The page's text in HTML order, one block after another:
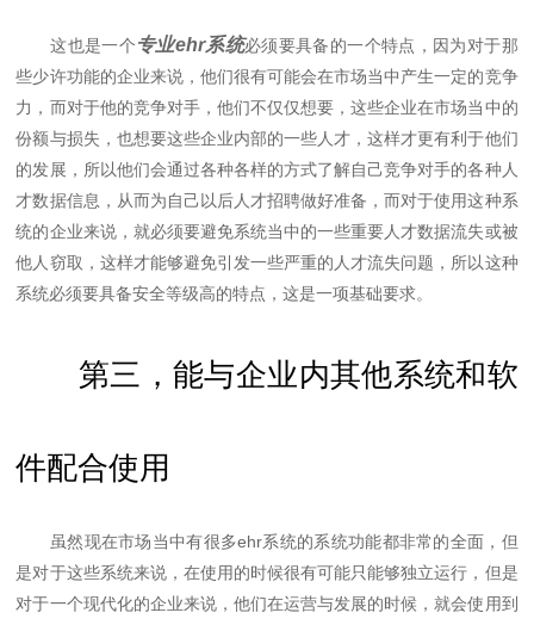
这也是一个专业ehr系统必须要具备的一个特点，因为对于那
些少许功能的企业来说，他们很有可能会在市场当中产生一定的竞争
力，而对于他的竞争对手，他们不仅仅想要，这些企业在市场当中的
份额与损失，也想要这些企业内部的一些人才，这样才更有利于他们
的发展，所以他们会通过各种各样的方式了解自己竞争对手的各种人
才数据信息，从而为自己以后人才招聘做好准备，而对于使用这种系
统的企业来说，就必须要避免系统当中的一些重要人才数据流失或被
他人窃取，这样才能够避免引发一些严重的人才流失问题，所以这种
系统必须要具备安全等级高的特点，这是一项基础要求。
第三，能与企业内其他系统和软
件配合使用
虽然现在市场当中有很多ehr系统的系统功能都非常的全面，但
是对于这些系统来说，在使用的时候很有可能只能够独立运行，但是
对于一个现代化的企业来说，他们在运营与发展的时候，就会使用到